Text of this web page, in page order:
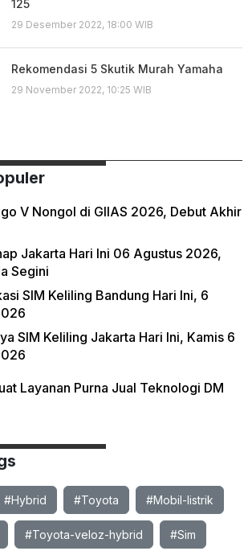
125
29 Desember 2022, 18:00 WIB
Rekomendasi 5 Skutik Murah Yamaha
29 November 2022, 10:25 WIB
V Nongol di GIIAS 2026, Debut Akhir
Jakarta Hari Ini 06 Agustus 2026,
Segini
SIM Keliling Bandung Hari Ini, 6
SIM Keliling Jakarta Hari Ini, Kamis 6
Layanan Purna Jual Teknologi DM
#Hybrid #Toyota #Mobil-listrik
#Toyota-veloz-hybrid #Sim